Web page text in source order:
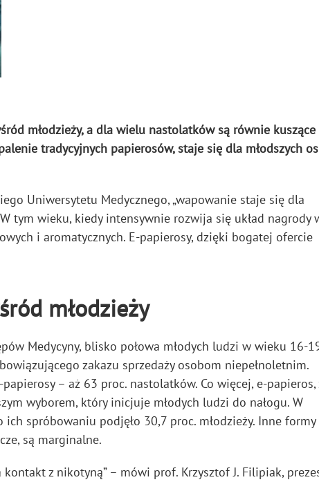
młodzieży, a dla wielu nastolatków są równie kuszące
tradycyjnych papierosów, staje się dla młodszych
Uniwersytetu Medycznego, „wapowanie staje się dla
tym wieku, kiedy intensywnie rozwija się układ nagrody
i aromatycznych. E-papierosy, dzięki bogatej ofercie
młodzieży
Medycyny, blisko połowa młodych ludzi w wieku 16-
zakazu sprzedaży osobom niepełnoletnim.
– aż 63 proc. nastolatków. Co więcej, e-papieros,
wyborem, który inicjuje młodych ludzi do nałogu. W
spróbowaniu podjęło 30,7 proc. młodzieży. Inne formy
są marginalne.
z nikotyną” – mówi prof. Krzysztof J. Filipiak,